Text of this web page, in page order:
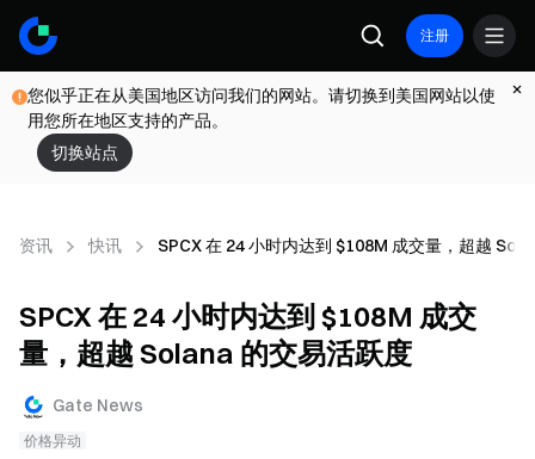
注册
您似乎正在从美国地区访问我们的网站。请切换到美国网站以使
用您所在地区支持的产品。
切换站点
资讯 快讯 SPCX 在 24 小时内达到 $108M 成交量，超越
SPCX 在 24 小时内达到 $108M 成交
量，超越 Solana 的交易活跃度
Gate News
价格异动